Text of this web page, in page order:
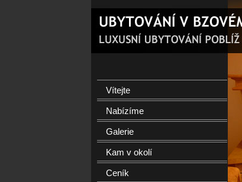
Vítejte
Nabízíme
Galerie
Kam v okolí
Ceník